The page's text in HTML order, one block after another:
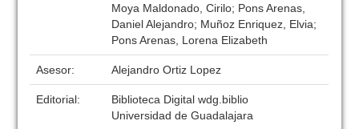
Moya Maldonado, Cirilo; Pons Arenas,
Daniel Alejandro; Muñoz Enriquez, Elvia;
Pons Arenas, Lorena Elizabeth
Asesor: Alejandro Ortiz Lopez
Editorial:
Biblioteca Digital wdg.biblio
Universidad de Guadalajara